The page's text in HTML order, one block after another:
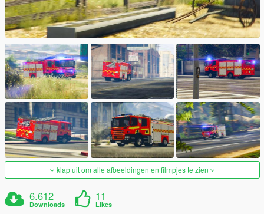
klap uit om alle afbeeldingen en filmpjes te zien
6.612
Downloads
11
Likes